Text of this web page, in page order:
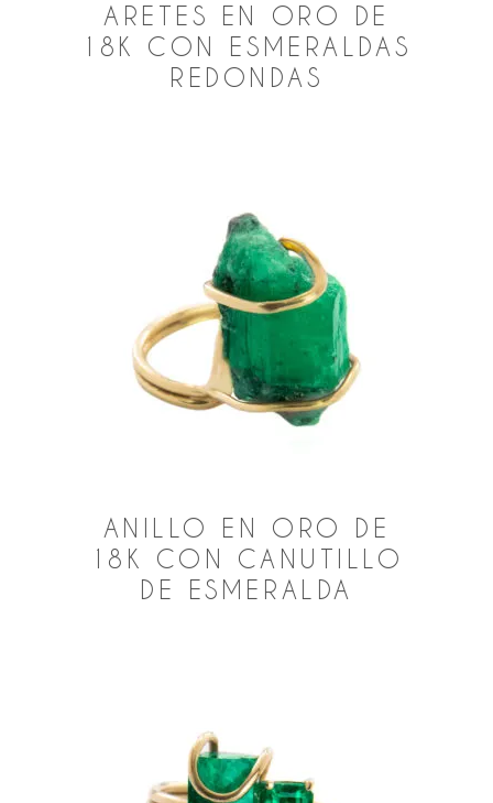
ARETES EN ORO DE
18K CON ESMERALDAS
REDONDAS
ANILLO EN ORO DE
18K CON CANUTILLO
DE ESMERALDA